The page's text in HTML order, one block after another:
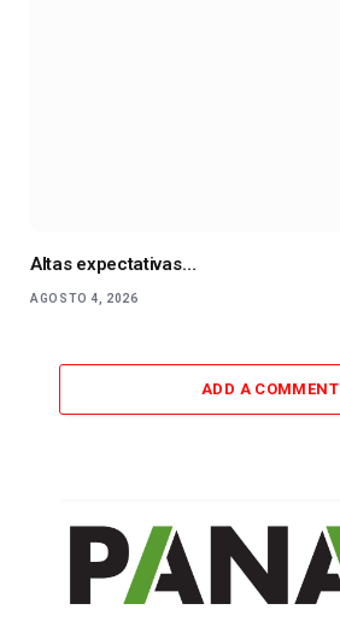
Altas expectativas…
AGOSTO 4, 2026
ADD A COMMENT